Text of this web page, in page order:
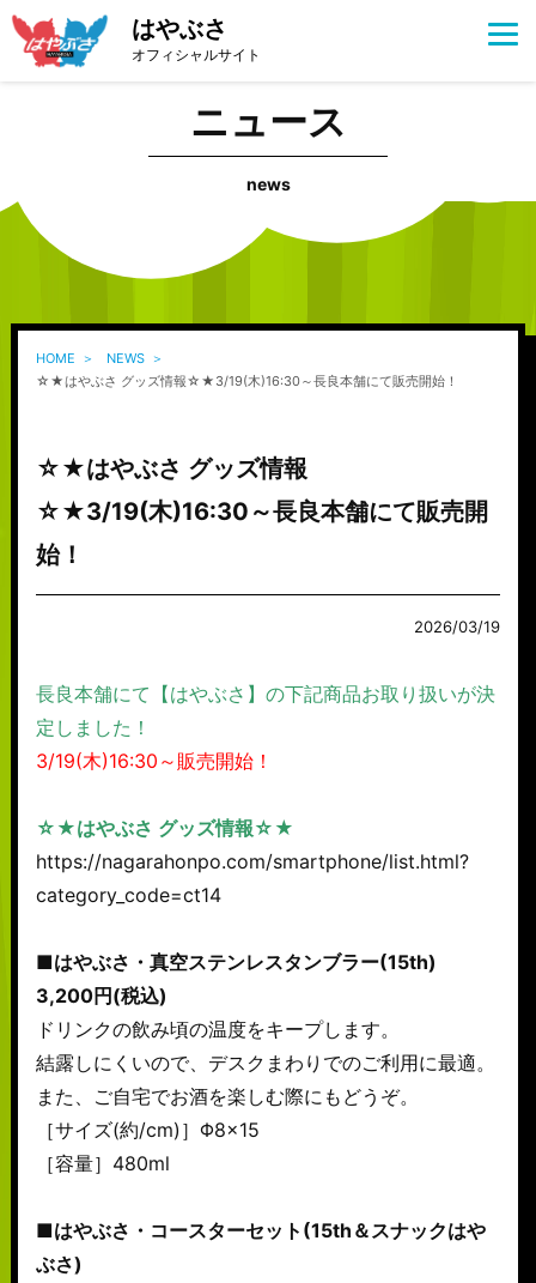
はやぶさ
オフィシャルサイト
ニュース
news
HOME
NEWS
☆★はやぶさ グッズ情報☆★3/19(木)16:30～長良本舗にて販売開始！
☆★はやぶさ グッズ情報
☆★3/19(木)16:30～長良本舗にて販売開
始！
2026/03/19
長良本舗にて【はやぶさ】の下記商品お取り扱いが決
定しました！
3/19(木)16:30～販売開始！
☆★はやぶさ グッズ情報☆★
https://nagarahonpo.com/smartphone/list.html?
category_code=ct14
■はやぶさ・真空ステンレスタンブラー(15th)
3,200円(税込)
ドリンクの飲み頃の温度をキープします。
結露しにくいので、デスクまわりでのご利用に最適。
また、ご自宅でお酒を楽しむ際にもどうぞ。
［サイズ(約/cm)］Φ8×15
［容量］480ml
■はやぶさ・コースターセット(15th＆スナックはや
ぶさ)